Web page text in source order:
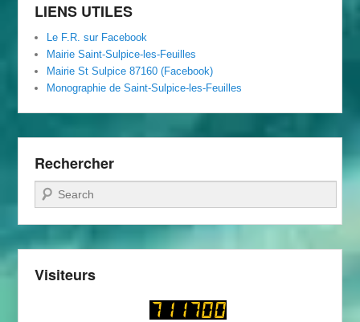
LIENS UTILES
Le F.R. sur Facebook
Mairie Saint-Sulpice-les-Feuilles
Mairie St Sulpice 87160 (Facebook)
Monographie de Saint-Sulpice-les-Feuilles
Rechercher
Recherche
Visiteurs